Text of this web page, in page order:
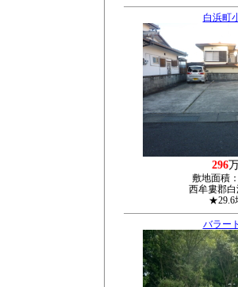
白浜町
296
敷地面積
西牟婁郡白
バラー